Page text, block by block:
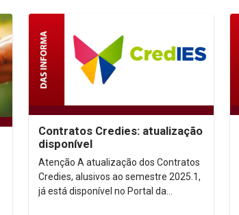
Contratos Credies: atualização
disponível
Atenção A atualização dos Contratos
Credies, alusivos ao semestre 2025.1,
já está disponível no Portal da